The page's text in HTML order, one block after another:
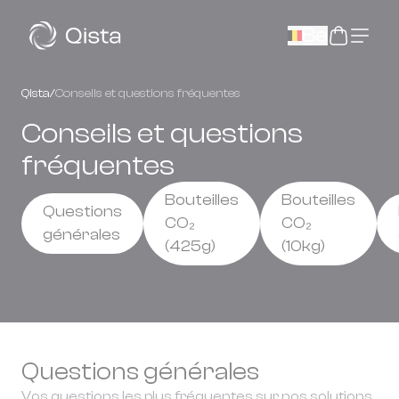
Qista/Conseils et questions fréquentes
Conseils et questions
fréquentes
Questions
générales
Bouteilles
CO₂
(425g)
Bouteilles
CO₂
(10kg)
Questions générales